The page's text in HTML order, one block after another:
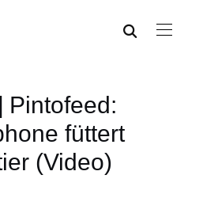
Pintofeed:
füttert
(Video)